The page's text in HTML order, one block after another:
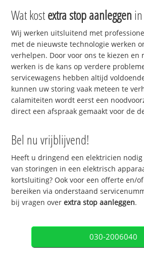
Wat kostextra stop aanleggen
Wij werken uitsluitend met
met de nieuwste technologie werken
verhelpen. Door voor ons te kiezen en
werken is de kans op verdere
servicewagens hebben altijd
kunnen uw storing vaak meteen te
calamiteiten wordt eerst een
direct een afspraak gemaakt voor de
Bel nu vrijblijvend!
Heeft u dringend een elektricien
van storingen in een elektrisch
kortsluiting? Ook voor een offerte en/
bereiken via onderstaand
bij vragen overextra stop aanleggen.
030-2006040